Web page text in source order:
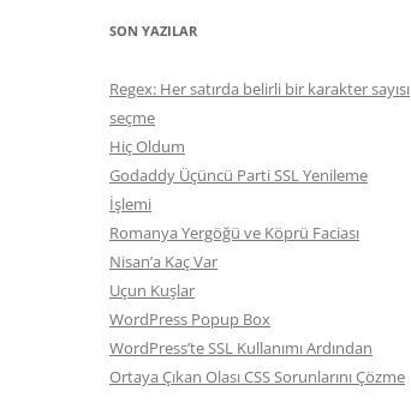
SON YAZILAR
Regex: Her satırda belirli bir karakter sayısı
seçme
Hiç Oldum
Godaddy Üçüncü Parti SSL Yenileme
İşlemi
Romanya Yergöğü ve Köprü Faciası
Nisan’a Kaç Var
Uçun Kuşlar
WordPress Popup Box
WordPress’te SSL Kullanımı Ardından
Ortaya Çıkan Olası CSS Sorunlarını Çözme